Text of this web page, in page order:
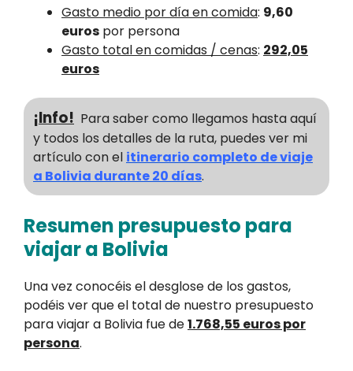
Gasto medio por día en comida: 9,60
euros por persona
Gasto total en comidas / cenas: 292,05
euros
¡Info! Para saber como llegamos hasta aquí
y todos los detalles de la ruta, puedes ver mi
artículo con el itinerario completo de viaje
a Bolivia durante 20 días.
Resumen presupuesto para
viajar a Bolivia
Una vez conocéis el desglose de los gastos,
podéis ver que el total de nuestro presupuesto
para viajar a Bolivia fue de1.768,55 euros por
persona.